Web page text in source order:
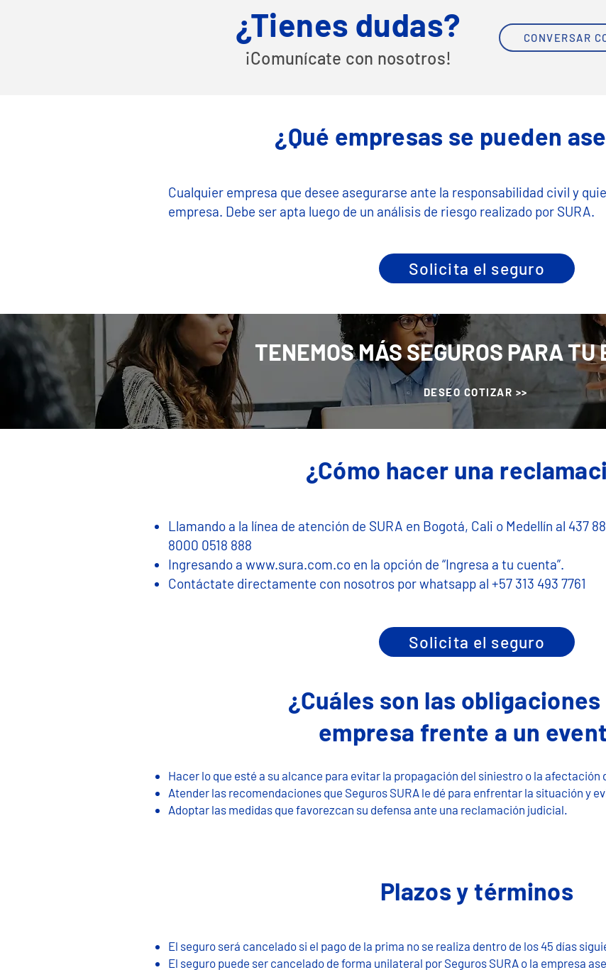
¿Tienes dudas?
¡Comunícate con nosotros!
CONVERSAR
¿Qué empresas se pueden
Cualquier empresa que desee asegurarse ante la responsabilidad civil y
empresa. Debe ser apta luego de un análisis de riesgo realizado por SURA.
Solicita el seguro
TENEMOS MÁS SEGUROS PARA TU
DESEO COTIZAR >>
¿Cómo hacer una
​Llamando a la línea de atención de SURA en Bogotá, Cali o Medellín al 437
8000 0518 888
Ingresando a www.sura.com.co en la opción de “Ingresa a tu cuenta”.
Contáctate directamente con nosotros por whatsapp al +57 313 493 7761
Solicita el seguro
¿Cuáles son las obligaciones
empresa frente a un
Hacer lo que esté a su alcance para evitar la propagación del siniestro o la afectación
Atender las recomendaciones que Seguros SURA le dé para enfrentar la situación y
Adoptar las medidas que favorezcan su defensa ante una reclamación judicial.
Plazos y términos
El seguro será cancelado si el pago de la prima no se realiza dentro de los 45 días
El seguro puede ser cancelado de forma unilateral por Seguros SURA o la empresa